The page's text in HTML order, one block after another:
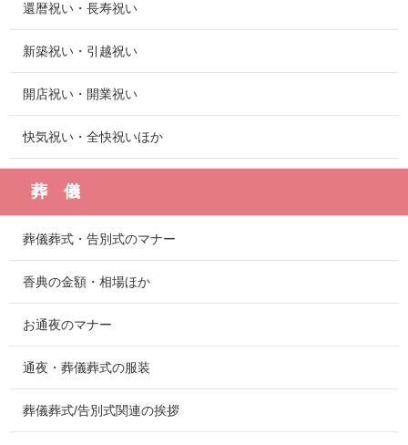
還暦祝い・長寿祝い
新築祝い・引越祝い
開店祝い・開業祝い
快気祝い・全快祝いほか
葬 儀
葬儀葬式・告別式のマナー
香典の金額・相場ほか
お通夜のマナー
通夜・葬儀葬式の服装
葬儀葬式/告別式関連の挨拶